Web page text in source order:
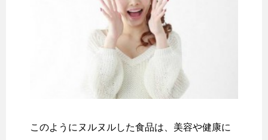
このようにヌルヌルした食品は、美容や健康に